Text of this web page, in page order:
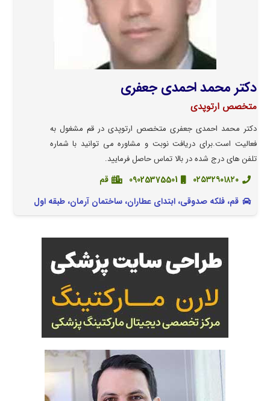
دکتر محمد احمدی جعفری
متخصص ارتوپدی
دکتر محمد احمدی جعفری متخصص ارتوپدی در قم مشغول به
فعالیت است.برای دریافت نوبت و مشاوره می توانید با شماره
تلفن های درج شده در بالا تماس حاصل فرمایید.
٠٢٥٣٢٩٠١٨٢٠ 09025375501
قم
قم، فلكه صدوقی، ابتدای عطاران، ساختمان آرمان، طبقه اول